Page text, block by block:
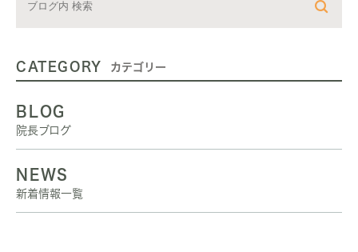
CATEGORY カテゴリー
BLOG
院長ブログ
NEWS
新着情報一覧